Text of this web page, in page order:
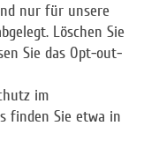
nur für unsere
Löschen Sie
Sie das Opt-out-
im
finden Sie etwa in